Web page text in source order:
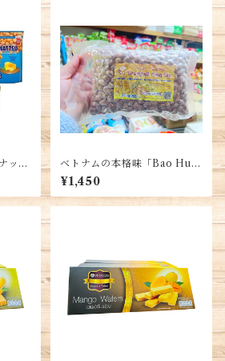
ッ
K
ベトナムの本格味「Bao Huo
ng ブランド」五香粉で炒った
ピーナッツ 500G/1袋・Lạc
Rang Húng Lìu Hiệu 「Bảo
¥1,450